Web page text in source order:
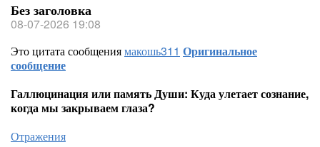
Без заголовка
08-07-2026 19:08
Это цитата сообщениямакошь311 Оригинальное
сообщение
Галлюцинация или память Души: Куда улетает сознание,
когда мы закрываем глаза?
Отражения